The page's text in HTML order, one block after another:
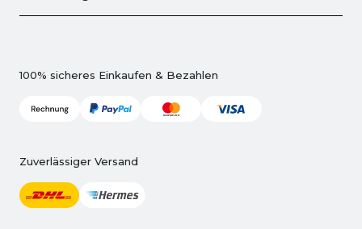
100% sicheres Einkaufen & Bezahlen
Zuverlässiger Versand